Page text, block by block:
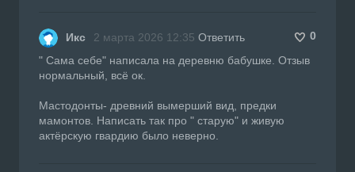
Икс 2 марта 2026 12:35 Ответить
0
" Сама себе" написала на деревню бабушке. Отзыв
нормальный, всё ок.
Мастодонты- древний вымерший вид, предки
мамонтов. Написать так про " старую" и живую
актёрскую гвардию было неверно.